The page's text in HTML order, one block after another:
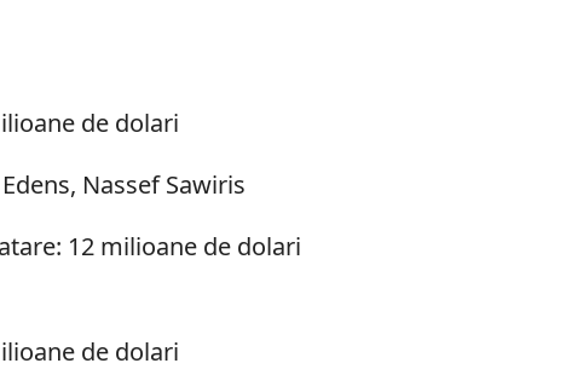
de dolari
Nassef Sawiris
12 milioane de dolari
de dolari